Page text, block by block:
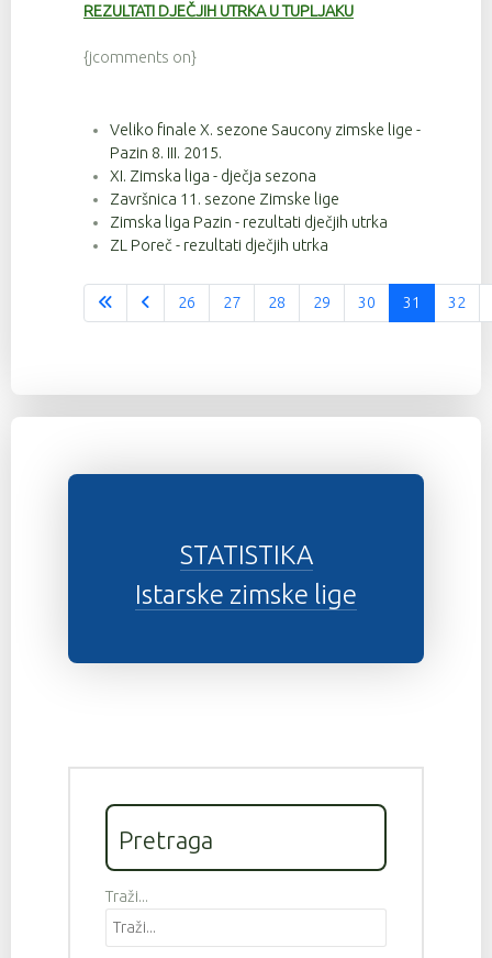
REZULTATI DJEČJIH UTRKA U TUPLJAKU
{jcomments on}
Veliko finale X. sezone Saucony zimske lige -
Pazin 8. III. 2015.
XI. Zimska liga - dječja sezona
Završnica 11. sezone Zimske lige
Zimska liga Pazin - rezultati dječjih utrka
ZL Poreč - rezultati dječjih utrka
Stranica 31 od 37
26 27 28 29 30 31 32
STATISTIKA
Istarske zimske lige
Pretraga
Traži...